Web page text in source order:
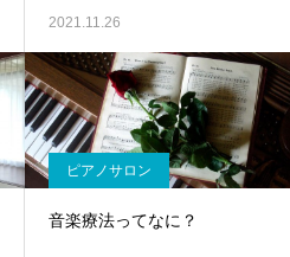
2021.11.26
ピアノサロン
音楽療法ってなに？